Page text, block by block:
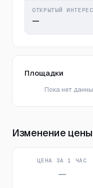
ОТКРЫТЫЙ ИНТЕРЕС
—
Площадки
Пока нет
Изменение цены
ЦЕНА ЗА 1 ЧАС
—